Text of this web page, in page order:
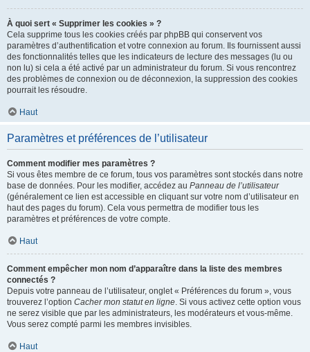
À quoi sert « Supprimer les cookies » ?
Cela supprime tous les cookies créés par phpBB qui conservent vos
paramètres d’authentification et votre connexion au forum. Ils fournissent aussi
des fonctionnalités telles que les indicateurs de lecture des messages (lu ou
non lu) si cela a été activé par un administrateur du forum. Si vous rencontrez
des problèmes de connexion ou de déconnexion, la suppression des cookies
pourrait les résoudre.
Haut
Paramètres et préférences de l’utilisateur
Comment modifier mes paramètres ?
Si vous êtes membre de ce forum, tous vos paramètres sont stockés dans notre
base de données. Pour les modifier, accédez au Panneau de l’utilisateur
(généralement ce lien est accessible en cliquant sur votre nom d’utilisateur en
haut des pages du forum). Cela vous permettra de modifier tous les
paramètres et préférences de votre compte.
Haut
Comment empêcher mon nom d’apparaître dans la liste des membres
connectés ?
Depuis votre panneau de l’utilisateur, onglet « Préférences du forum », vous
trouverez l’option Cacher mon statut en ligne. Si vous activez cette option vous
ne serez visible que par les administrateurs, les modérateurs et vous-même.
Vous serez compté parmi les membres invisibles.
Haut